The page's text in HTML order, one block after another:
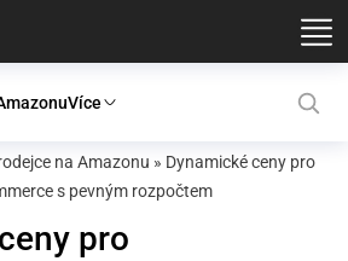
Více
na Amazonu » Dynamické ceny pro
s pevným rozpočtem
pro